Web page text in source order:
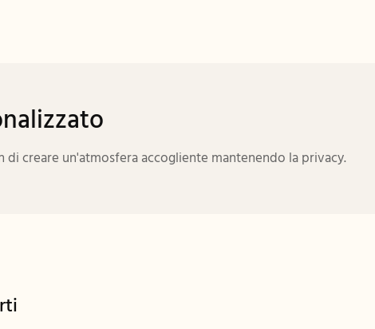
creare un'atmosfera accogliente mantenendo la privacy.